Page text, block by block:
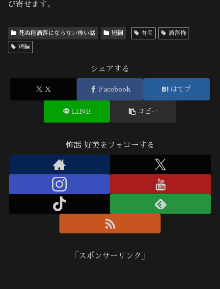
び寄せます。
死ぬ程洒落にならない怖い話 短編 有名 洒落怖
短編
シェアする
X Facebook はてブ
LINE コピー
怖話 好美をフォローする
「スポンサーリンク」